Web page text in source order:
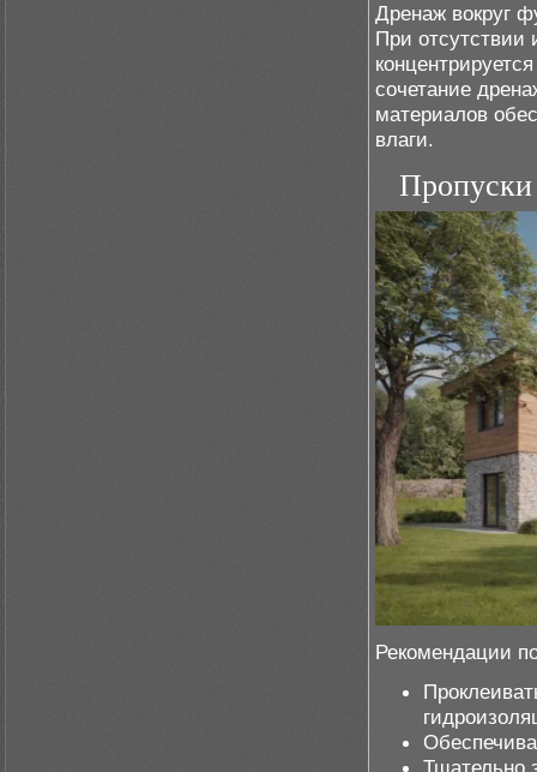
Дренаж вокруг
При отсутствии
сочетание
материалов
влаги.
Пропуски
Рекомендации
Тщательно